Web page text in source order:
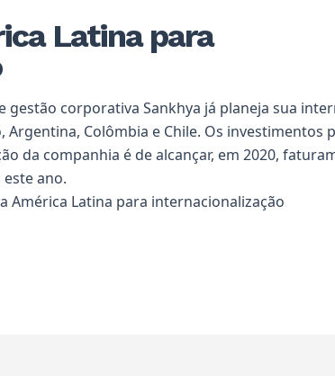
Latina para
corporativa Sankhya já planeja sua
Argentina, Colômbia e Chile. Os
da companhia é de alcançar, em 2020,
ano.
América Latina para internacionalização